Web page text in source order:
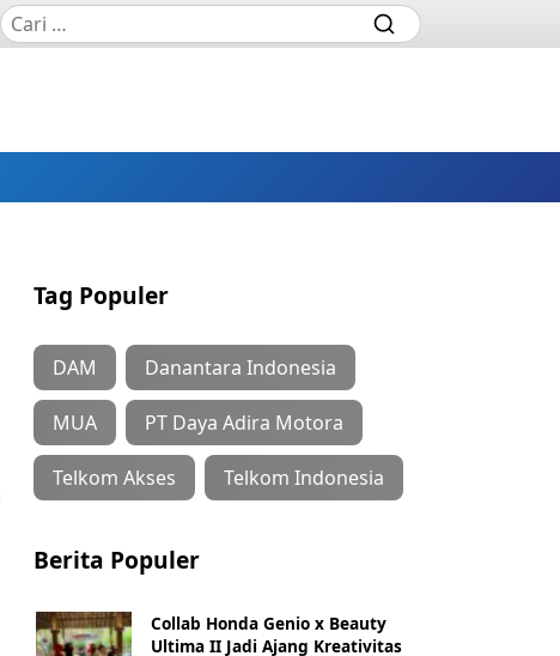
Tag Populer
DAM Danantara Indonesia
MUA PT Daya Adira Motora
Telkom Akses Telkom Indonesia
Berita Populer
Collab Honda Genio x Beauty
Ultima II Jadi Ajang Kreativitas